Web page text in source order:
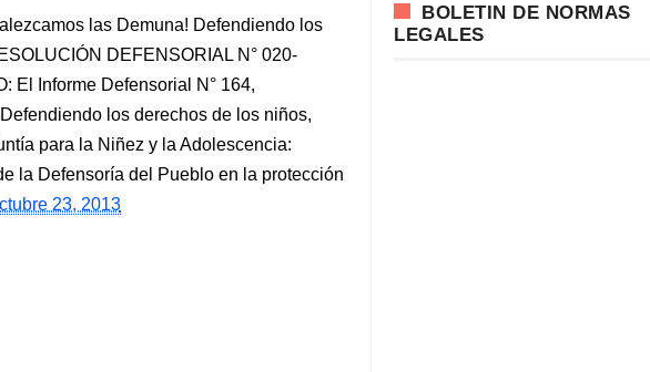
las Demuna! Defendiendo los
DEFENSORIAL N° 020-
El Informe Defensorial N° 164,
los derechos de los niños,
para la Niñez y la Adolescencia:
la Defensoría del Pueblo en la protección
23, 2013
BOLETIN DE NORMAS
LEGALES